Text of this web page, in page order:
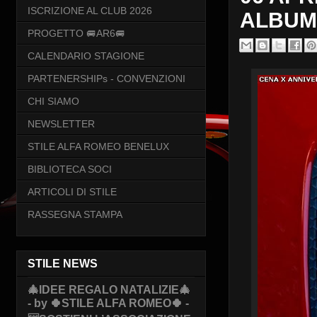
ISCRIZIONE AL CLUB 2026
PROGETTO 🚐AR6🚐
CALENDARIO STAGIONE
PARTENERSHIPs - CONVENZIONI
CHI SIAMO
NEWSLETTER
STILE ALFA ROMEO BENELUX
BIBLIOTECA SOCI
ARTICOLI DI STILE
RASSEGNA STAMPA
STILE NEWS
🎄IDEE REGALO NATALIZIE🎄
- by 🍀STILE ALFA ROMEO🍀 -